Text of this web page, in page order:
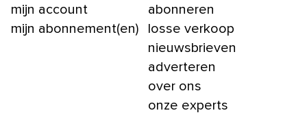
mijn account
mijn abonnement(en)
abonneren
losse verkoop
nieuwsbrieven
adverteren
over ons
onze experts